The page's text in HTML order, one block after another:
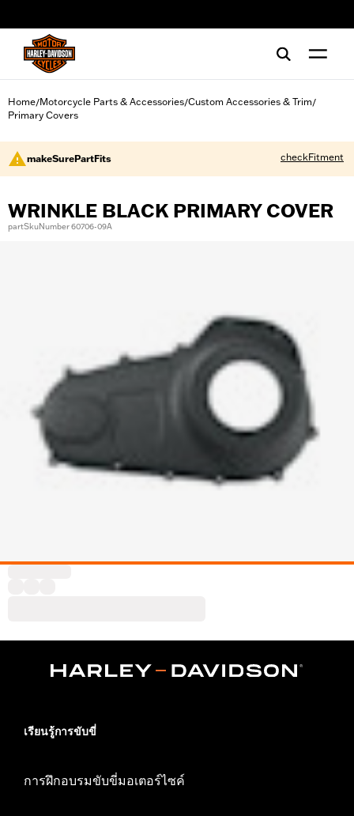
Home/Motorcycle Parts & Accessories/Custom Accessories & Trim/
Primary Covers
makeSurePartFits checkFitment
WRINKLE BLACK PRIMARY COVER
partSkuNumber 60706-09A
เรียนรู้การขับขี่
การฝึกอบรมขับขี่มอเตอร์ไซค์